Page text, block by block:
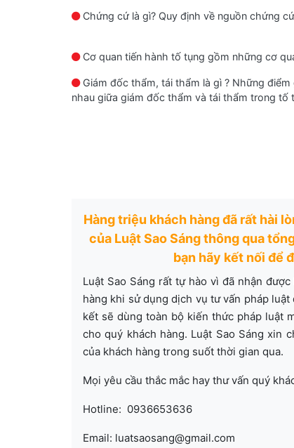
Chứng cứ là gì? Quy định về nguồn chứng
Cơ quan tiến hành tố tụng gồm những cơ
Giám đốc thẩm, tái thẩm là gì ? Những
nhau giữa giám đốc thẩm và tái thẩm trong tố
Hàng triệu khách hàng đã rất hài
của Luật Sao Sáng thông qua
bạn hãy kết nối để
Luật Sao Sáng rất tự hào vì đã nhận
hàng khi sử dụng dịch vụ tư vấn pháp luật
kết sẽ dùng toàn bộ kiến thức pháp luật
cho quý khách hàng. Luật Sao Sáng xin
của khách hàng trong suốt thời gian qua.
Mọi yêu cầu thắc mắc hay thư vấn quý
Hotline: 0936653636
Email: luatsaosang@gmail.com